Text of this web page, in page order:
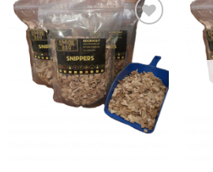
Toevoegen
aan
verlanglijst